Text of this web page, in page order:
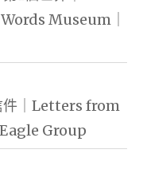
Museum｜
件｜Letters from
Group